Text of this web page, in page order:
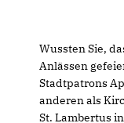
Wussten Sie,
Anlässen
Stadtpatrons
anderen als
St. Lambertus